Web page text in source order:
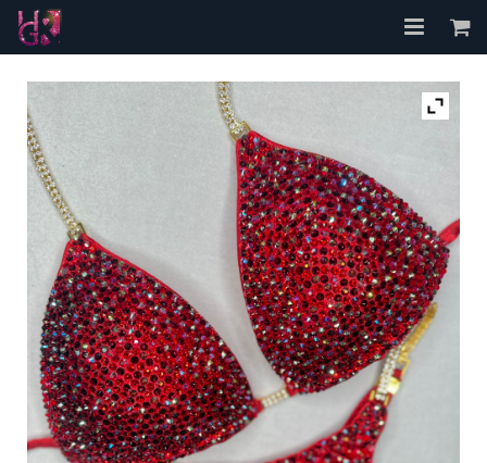
Accueil
A propos
Les Bikinis
Contact
Mon compte